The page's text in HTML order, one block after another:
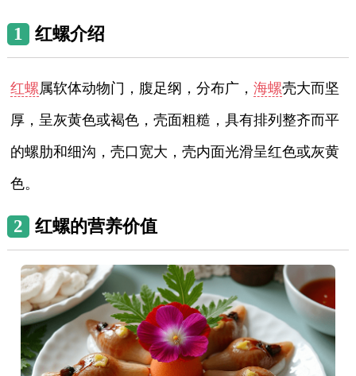
1 红螺介绍
红螺 属软体动物门，腹足纲，分布广，海螺壳大而坚
厚，呈灰黄色或褐色，壳面粗糙，具有排列整齐而平
的螺肋和细沟，壳口宽大，壳内面光滑呈红色或灰黄
色。
2 红螺的营养价值